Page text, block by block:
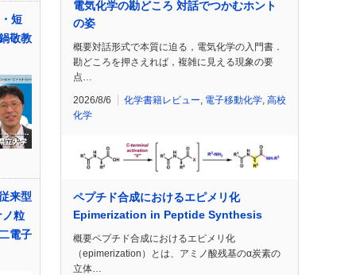
短
敬教
来型
粒
電子
電気化学の勘どころ 対話でつかむホント
の姿
概要対話形式で本質に迫る，電気化学の入門書．
勘どころを押さえれば，複雑に見える現象の要
点…
2026/8/6 化学書籍レビュー 電子移動化学 高校
化学
ペプチド合成におけるエピメリ化
Epimerization in Peptide Synthesis
概要ペプチド合成におけるエピメリ化
（epimerization）とは、アミノ酸残基のα炭素の
立体…